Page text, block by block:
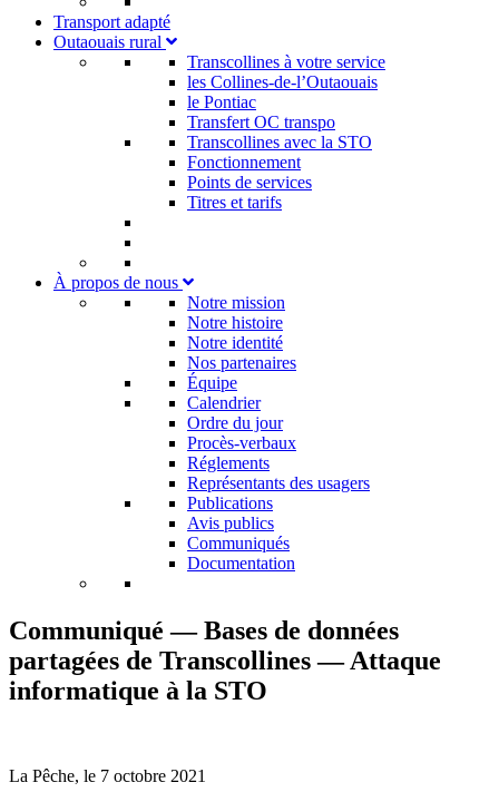
Transport adapté
Outaouais rural
Transcollines à votre service​
les Collines-de-l’Outaouais​
le Pontiac​
Transfert OC transpo
Transcollines avec la STO
Fonctionnement
Points de services
Titres et tarifs
À propos de nous
Notre mission
Notre histoire
Notre identité
Nos partenaires
Équipe
Calendrier
Ordre du jour
Procès-verbaux
Réglements
Représentants des usagers
Publications
Avis publics
Communiqués
Documentation
Communiqué — Bases de données
partagées de Transcollines — Attaque
informatique à la STO
La Pêche, le 7 octobre 2021